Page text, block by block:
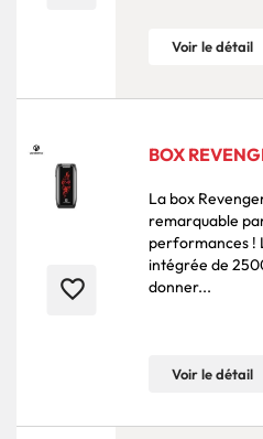
Voir le détail
favorite_border
BOX
La box Revenger Mini Vaporesso est
remarquable
performances ! Le mod a une batterie
intégrée de 2500mAh et pourra vous
donner...
Voir le détail